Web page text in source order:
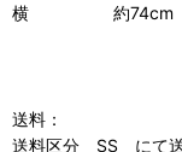
横 約74cm
送料：
送料区分 SS にて送